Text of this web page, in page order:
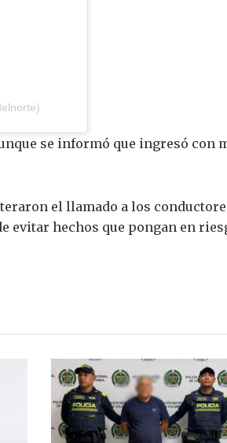
se informó que ingresó
el llamado a los
hechos que pongan en